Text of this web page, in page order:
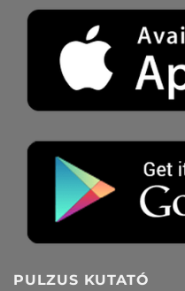
PULZUS KUTATÓ